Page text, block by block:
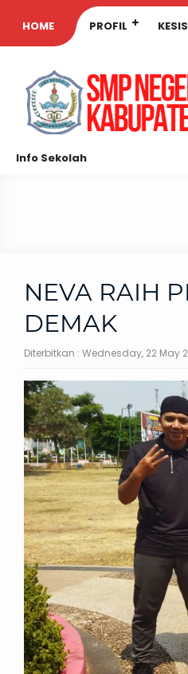
HOME PROFIL
Info Sekolah
NEVA RAIH
DEMAK
Diterbitkan : Wednesday, 22 May